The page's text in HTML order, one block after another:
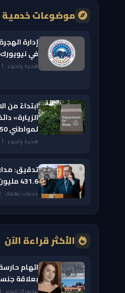
موضوعات
إدارة
في نيويورك 470584 دولاراً
هجرة ولجوء · 1 أغسطس 2026 — 7:10 PM
ابتداءً من
لمواطني 50 دولة
هجرة ولجوء · 1 أغسطس 2026 — 9:23 AM
تدقيق:
431.6 مليون دولار من «ميديكيد
خدمات تهمك · 23 يوليو 2026 — 9:06 PM
الأكثر قراءة الآن
اتهام
بعلاقة